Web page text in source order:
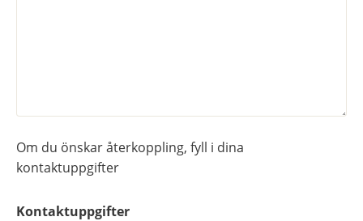
Om du önskar återkoppling, fyll i dina
kontaktuppgifter
Kontaktuppgifter